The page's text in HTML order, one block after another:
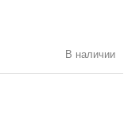
В наличии